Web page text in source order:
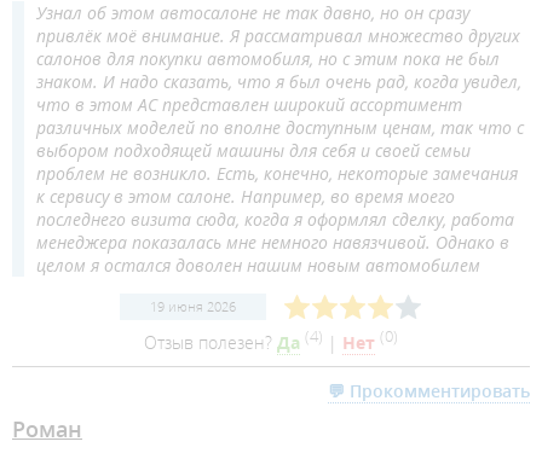
Узнал об этом автосалоне не так давно, но он сразу
привлёк моё внимание. Я рассматривал множество других
салонов для покупки автомобиля, но с этим пока не был
знаком. И надо сказать, что я был очень рад, когда увидел,
что в этом АС представлен широкий ассортимент
различных моделей по вполне доступным ценам, так что с
выбором подходящей машины для себя и своей семьи
проблем не возникло. Есть, конечно, некоторые замечания
к сервису в этом салоне. Например, во время моего
последнего визита сюда, когда я оформлял сделку, работа
менеджера показалась мне немного навязчивой. Однако в
целом я остался доволен нашим новым автомобилем
19 июня 2026
Отзыв полезен? Да (4) | Нет (0)
💬 Прокомментировать
Роман